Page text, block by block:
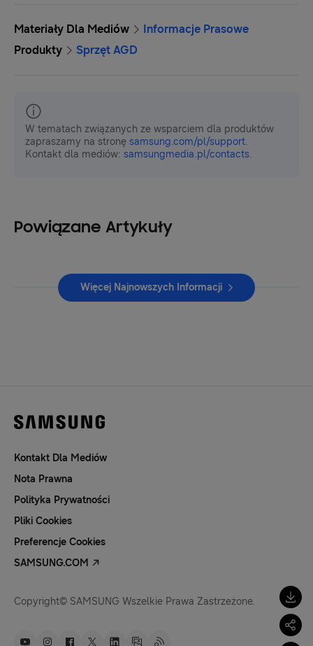
Materiały Dla Mediów
Informacje Prasowe
Produkty
Sprzęt AGD
W tematach związanych ze wsparciem dla produktów
zapraszamy na stronę samsung.com/pl/support.
Kontakt dla mediów: samsungmedia.pl/contacts.
Powiązane Artykuły
Więcej Najnowszych Informacji
Kontakt Dla Mediów
Nota Prawna
Polityka Prywatności
Pliki Cookies
Preferencje Cookies
SAMSUNG.COM
Copyright© SAMSUNG Wszelkie Prawa Zastrzeżone.